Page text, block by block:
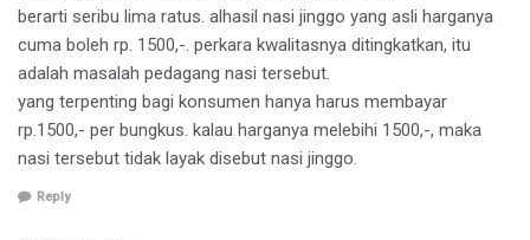
berarti seribu lima ratus. alhasil nasi jinggo yang asli harganya
cuma boleh rp. 1500,-. perkara kwalitasnya ditingkatkan, itu
adalah masalah pedagang nasi tersebut.
yang terpenting bagi konsumen hanya harus membayar
rp.1500,- per bungkus. kalau harganya melebihi 1500,-, maka
nasi tersebut tidak layak disebut nasi jinggo.
Reply